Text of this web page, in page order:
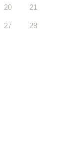
20 21
27 28